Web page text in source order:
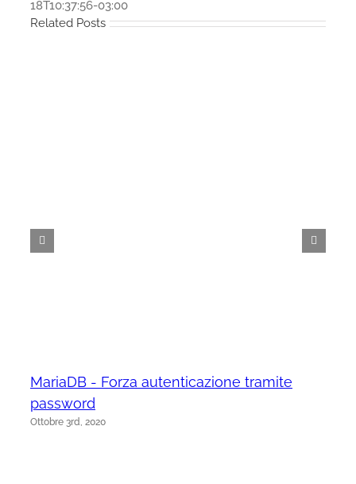
18T10:37:56-03:00
Related Posts
MariaDB - Forza autenticazione tramite
password
Ottobre 3rd, 2020